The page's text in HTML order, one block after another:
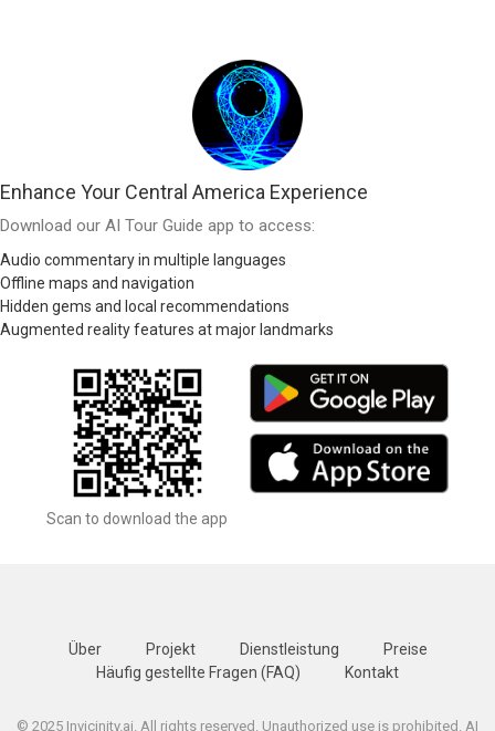
Enhance Your Central America Experience
Download our AI Tour Guide app to access:
Audio commentary in multiple languages
Offline maps and navigation
Hidden gems and local recommendations
Augmented reality features at major landmarks
Scan to download the app
Über Projekt Dienstleistung
Preise
Häufig gestellte Fragen (FAQ)
Kontakt
© 2025 Invicinity.ai. All rights reserved. Unauthorized use is prohibited. AI